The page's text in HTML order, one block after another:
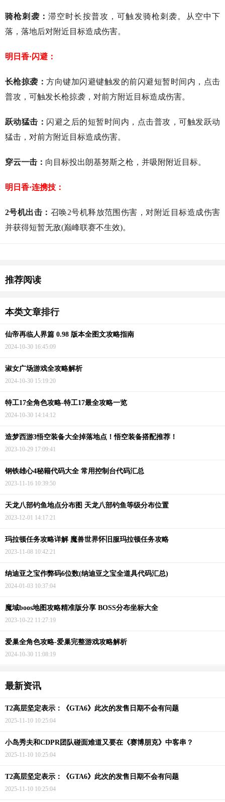
骑枪刺袭： 滞空时长按普攻，可触发骑枪刺袭。从空中下
落，落地后对附近目标造成伤害。
明日香·闪避：
长枪掠袭：方向键加闪避键触发的前闪避短暂时间内，点击
普攻，可触发长枪掠袭，对前方附近目标造成伤害。
跃动猛击： 闪避之后的短暂时间内，点击普攻，可触发跃动
猛击，对前方附近目标造成伤害。
穿云一击： 向目标投出朗基努斯之枪，并吸附附近目标。
明日香·连携技：
2号机出击： 召唤2号机释放范围伤害，对附近目标造成伤害
并获得短暂无敌(巅峰联赛不生效)。
推荐阅读
本类文章排行
仙帝再临人界篇 0.98 版本全图文攻略指南
2024-10-30 16:45:09
淑女广场游戏全攻略解析
2024-10-30 15:19:20
特工17全角色攻略-特工17最全攻略一览
2024-10-30 14:14:12
造梦西游3悟空装备大全掉落地点！悟空装备搭配推荐！
2023-10-29 17:09:41
钢铁雄心4秘籍代码大全 常用控制台代码汇总
2023-11-16 10:39:50
天龙八部钓鱼地点分布图 天龙八部钓鱼等级分布位置
2023-12-01 14:17:21
玛拉顿任务攻略详解 魔兽世界怀旧服玛拉顿任务攻略
2023-11-08 10:42:21
纳迪亚之宝作弊码6位数(纳迪亚之宝全道具代码汇总)
2024-01-03 10:37:04
魔域boos地图攻略精准版分享 BOSS分布坐标大全
2023-10-22 11:27:19
爱巢全角色攻略-爱巢完整游戏攻略解析
2024-10-30 11:08:19
最新资讯
T2高层坚定表示：《GTA6》此次的发售日期不会有问题
2025-11-10 10:25:04
小岛秀夫和CDPR团队碰面难道又要在《赛博朋克》中客串？
2025-11-10 10:25:04
T2高层坚定表示：《GTA6》此次的发售日期不会有问题
2025-11-10 10:25:04